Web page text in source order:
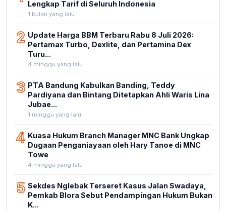
Lengkap Tarif di Seluruh Indonesia
1 bulan yang lalu
2 Update Harga BBM Terbaru Rabu 8 Juli 2026:
Pertamax Turbo, Dexlite, dan Pertamina Dex
Turu...
4 minggu yang lalu
3 PTA Bandung Kabulkan Banding, Teddy
Pardiyana dan Bintang Ditetapkan Ahli Waris Lina
Jubae...
1 minggu yang lalu
4 Kuasa Hukum Branch Manager MNC Bank Ungkap
Dugaan Penganiayaan oleh Hary Tanoe di MNC
Towe
4 minggu yang lalu
5 Sekdes Nglebak Terseret Kasus Jalan Swadaya,
Pemkab Blora Sebut Pendampingan Hukum Bukan
K...